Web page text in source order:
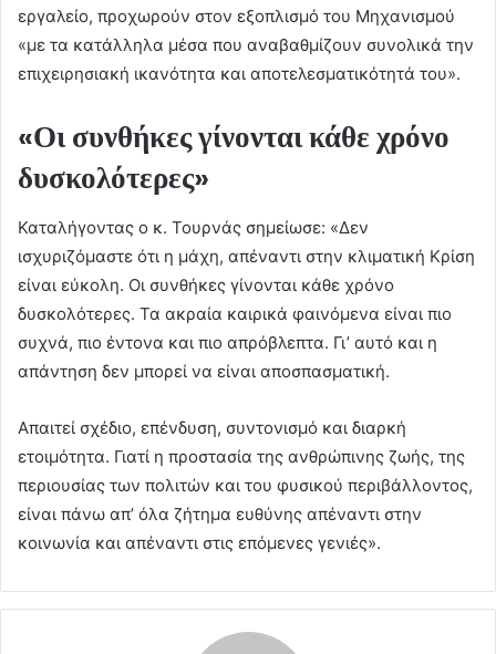
εργαλείο, προχωρούν στον εξοπλισμό του Μηχανισμού
«με τα κατάλληλα μέσα που αναβαθμίζουν συνολικά την
επιχειρησιακή ικανότητα και αποτελεσματικότητά του».
«Οι συνθήκες γίνονται κάθε χρόνο
δυσκολότερες»
Καταλήγοντας ο κ. Τουρνάς σημείωσε: «Δεν
ισχυριζόμαστε ότι η μάχη, απέναντι στην κλιματική Κρίση
είναι εύκολη. Οι συνθήκες γίνονται κάθε χρόνο
δυσκολότερες. Τα ακραία καιρικά φαινόμενα είναι πιο
συχνά, πιο έντονα και πιο απρόβλεπτα. Γι’ αυτό και η
απάντηση δεν μπορεί να είναι αποσπασματική.
Απαιτεί σχέδιο, επένδυση, συντονισμό και διαρκή
ετοιμότητα. Γιατί η προστασία της ανθρώπινης ζωής, της
περιουσίας των πολιτών και του φυσικού περιβάλλοντος,
είναι πάνω απ’ όλα ζήτημα ευθύνης απέναντι στην
κοινωνία και απέναντι στις επόμενες γενιές».